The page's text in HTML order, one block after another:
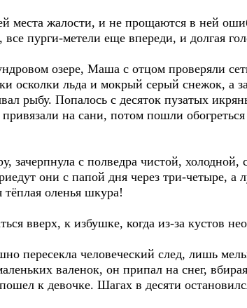
места жалости, и не прощаются в ней
пурги-метели еще впереди, и долгая
озере, Маша с отцом проверяли
осколки льда и мокрый серый снежок, а
рыбу. Попалось с десяток пузатых
на сани, потом пошли
зачерпнула с полведра чистой,
они с папой дня через три-четыре, а
тёплая оленья шкура!
вверх, к избушке, когда из-за кустов
пересекла человеческий след, лишь
валенок, он припал на снег,
к девочке. Шагах в десяти